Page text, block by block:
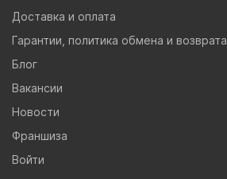
Доставка и оплата
Гарантии, политика обмена и возврата
Блог
Вакансии
Новости
Франшиза
Войти